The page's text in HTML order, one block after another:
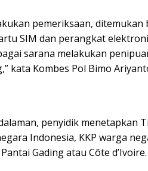
pemeriksaan, ditemukan
SIM dan perangkat
sarana melakukan
kata Kombes Pol Bimo
penyidik menetapkan
Indonesia, KKP warga
Gading atau Côte d’Ivoire.